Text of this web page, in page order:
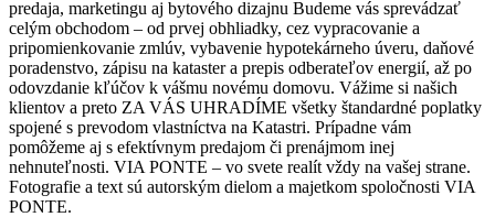
predaja, marketingu aj bytového dizajnu Budeme vás sprevádzať
celým obchodom – od prvej obhliadky, cez vypracovanie a
pripomienkovanie zmlúv, vybavenie hypotekárneho úveru, daňové
poradenstvo, zápisu na kataster a prepis odberateľov energií, až po
odovzdanie kľúčov k vášmu novému domovu. Vážime si našich
klientov a preto ZA VÁS UHRADÍME všetky štandardné poplatky
spojené s prevodom vlastníctva na Katastri. Prípadne vám
pomôžeme aj s efektívnym predajom či prenájmom inej
nehnuteľnosti. VIA PONTE – vo svete realít vždy na vašej strane.
Fotografie a text sú autorským dielom a majetkom spoločnosti VIA
PONTE.